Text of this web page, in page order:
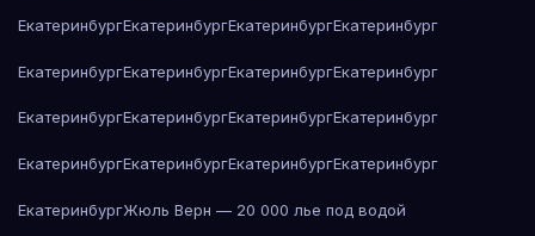
ЕкатеринбургЕкатеринбургЕкатеринбургЕкатеринбург
ЕкатеринбургЕкатеринбургЕкатеринбургЕкатеринбург
ЕкатеринбургЕкатеринбургЕкатеринбургЕкатеринбург
ЕкатеринбургЕкатеринбургЕкатеринбургЕкатеринбург
ЕкатеринбургЖюль Верн — 20 000 лье под водой